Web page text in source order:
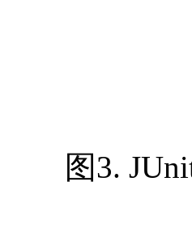
图3.